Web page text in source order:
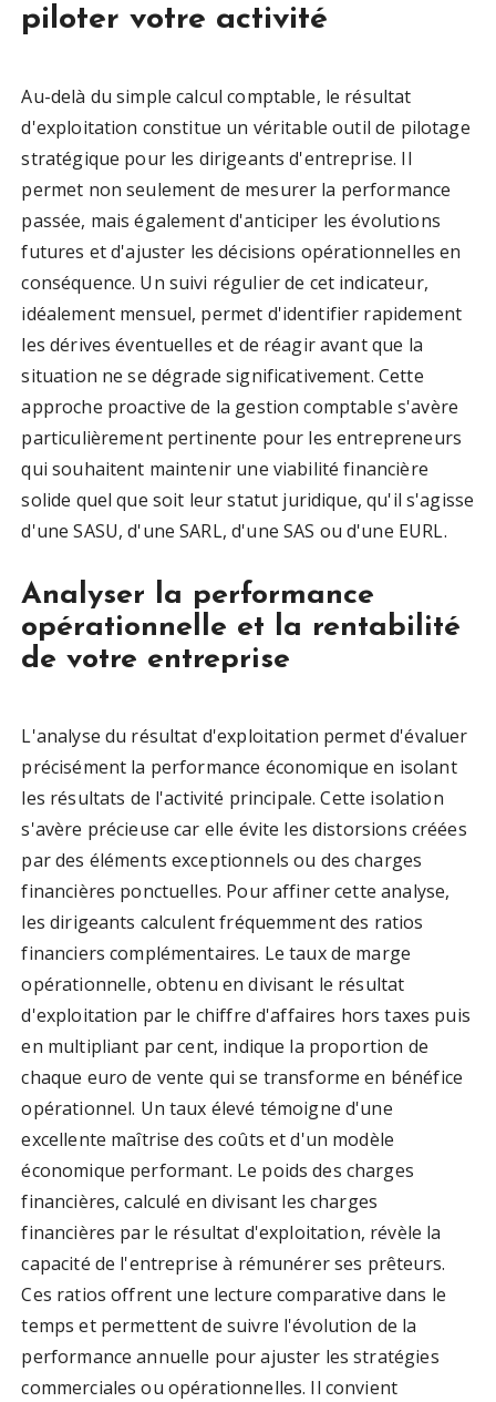
piloter votre activité
Au-delà du simple calcul comptable, le résultat
d'exploitation constitue un véritable outil de pilotage
stratégique pour les dirigeants d'entreprise. Il
permet non seulement de mesurer la performance
passée, mais également d'anticiper les évolutions
futures et d'ajuster les décisions opérationnelles en
conséquence. Un suivi régulier de cet indicateur,
idéalement mensuel, permet d'identifier rapidement
les dérives éventuelles et de réagir avant que la
situation ne se dégrade significativement. Cette
approche proactive de la gestion comptable s'avère
particulièrement pertinente pour les entrepreneurs
qui souhaitent maintenir une viabilité financière
solide quel que soit leur statut juridique, qu'il s'agisse
d'une SASU, d'une SARL, d'une SAS ou d'une EURL.
Analyser la performance
opérationnelle et la rentabilité
de votre entreprise
L'analyse du résultat d'exploitation permet d'évaluer
précisément la performance économique en isolant
les résultats de l'activité principale. Cette isolation
s'avère précieuse car elle évite les distorsions créées
par des éléments exceptionnels ou des charges
financières ponctuelles. Pour affiner cette analyse,
les dirigeants calculent fréquemment des ratios
financiers complémentaires. Le taux de marge
opérationnelle, obtenu en divisant le résultat
d'exploitation par le chiffre d'affaires hors taxes puis
en multipliant par cent, indique la proportion de
chaque euro de vente qui se transforme en bénéfice
opérationnel. Un taux élevé témoigne d'une
excellente maîtrise des coûts et d'un modèle
économique performant. Le poids des charges
financières, calculé en divisant les charges
financières par le résultat d'exploitation, révèle la
capacité de l'entreprise à rémunérer ses prêteurs.
Ces ratios offrent une lecture comparative dans le
temps et permettent de suivre l'évolution de la
performance annuelle pour ajuster les stratégies
commerciales ou opérationnelles. Il convient